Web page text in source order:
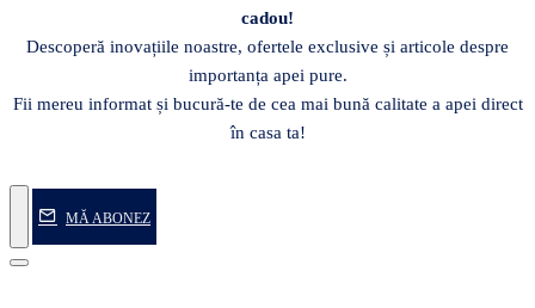
cadou!
Descoperă inovațiile noastre, ofertele exclusive și articole despre
importanța apei pure.
Fii mereu informat și bucură-te de cea mai bună calitate a apei direct
în casa ta!
MĂ ABONEZ